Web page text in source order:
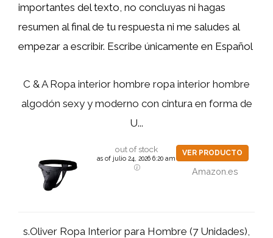
importantes del texto, no concluyas ni hagas
resumen al final de tu respuesta ni me saludes al
empezar a escribir. Escribe únicamente en Español
C & A Ropa interior hombre ropa interior hombre
algodón sexy y moderno con cintura en forma de
U...
out of stock
as of julio 24, 2026 6:20 am
VER PRODUCTO
Amazon.es
s.Oliver Ropa Interior para Hombre (7 Unidades),